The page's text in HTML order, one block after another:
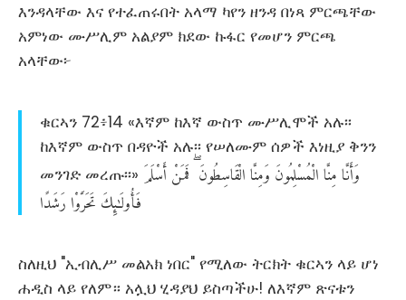
እንዳላቸው እና የተፈጠሩበት አላማ ካየን ዘንዳ በነጻ ምርጫቸው
አምነው ሙሥሊም አልያም ክደው ኩፋር የመሆን ምርጫ
አላቸው፦
ቁርኣን 72፥14 «እኛም ከእኛ ውስጥ ሙሥሊሞች አሉ፡፡
ከእኛም ውስጥ በዳዮች አሉ፡፡ የሠለሙም ሰዎች እነዚያ ቅንን
መንገድ መረጡ፡፡»
وَأَنَّامِنَّاالْمُسْلِمُونَوَمِنَّاالْقَاسِطُونَ فَمَنْأَسْلَمَ
فَأُولَـٰئِكَتَحَرَّوْارَشَدًا
ስለዚህ "ኢብሊሥ መልአክ ነበር" የሚለው ትርክት ቁርኣን ላይ ሆነ
ሐዲስ ላይ የለም። አሏህ ሂዳያህ ይስጣችሁ! ለእኛም ጽናቱን